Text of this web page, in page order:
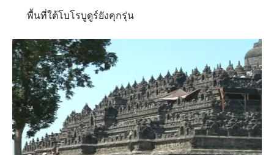
พื้นที่ใต้โบโรบูดูร์ยังคุกรุ่น